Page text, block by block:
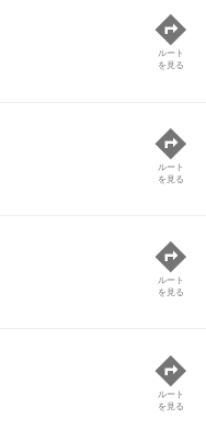
ルート
を見る
ルート
を見る
ルート
を見る
ルート
を見る